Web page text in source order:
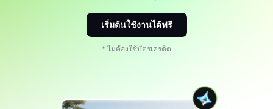
เริ่มต้นใช้งานได้ฟรี
* ไม่ต้องใช้บัตรเครดิต